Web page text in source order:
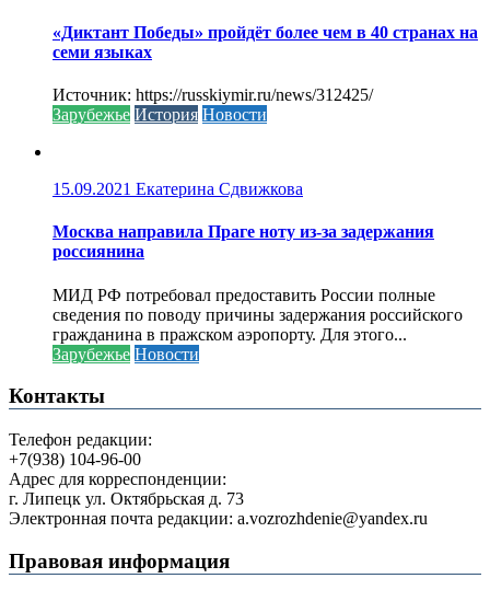
«Диктант Победы» пройдёт более чем в 40 странах на
семи языках
Источник: https://russkiymir.ru/news/312425/
Зарубежье История Новости
15.09.2021 Екатерина Сдвижкова
Москва направила Праге ноту из-за задержания
россиянина
МИД РФ потребовал предоставить России полные
сведения по поводу причины задержания российского
гражданина в пражском аэропорту. Для этого...
Зарубежье Новости
Контакты
Телефон редакции:
+7(938) 104-96-00
Адрес для корреспонденции:
г. Липецк ул. Октябрьская д. 73
Электронная почта редакции: a.vozrozhdenie@yandex.ru
Правовая информация